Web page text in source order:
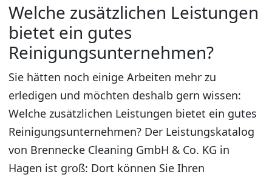
Welche zusätzlichen Leistungen
bietet ein gutes
Reinigungsunternehmen?
Sie hätten noch einige Arbeiten mehr zu
erledigen und möchten deshalb gern wissen:
Welche zusätzlichen Leistungen bietet ein gutes
Reinigungsunternehmen? Der Leistungskatalog
von Brennecke Cleaning GmbH & Co. KG in
Hagen ist groß: Dort können Sie Ihren